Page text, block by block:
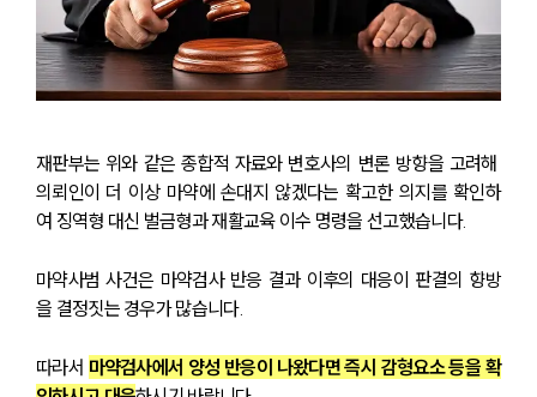
업무사례
사례분석/최신동향
법률정보
업무분야
분야별
구성원 소개
재판부는 위와 같은 종합적 자료와 변호사의 변론 방향을 고려해
의뢰인이 더 이상 마약에 손대지 않겠다는 확고한 의지를 확인하
여 징역형 대신 벌금형과 재활교육 이수 명령을 선고했습니다.
마약사범 사건은 마약검사 반응 결과 이후의 대응이 판결의 향방
을 결정짓는 경우가 많습니다.
따라서 마약검사에서 양성 반응이 나왔다면 즉시 감형요소 등을 확